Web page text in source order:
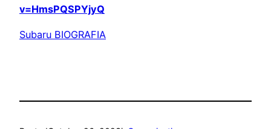
v=HmsPQSPYjyQ
Subaru BIOGRAFIA